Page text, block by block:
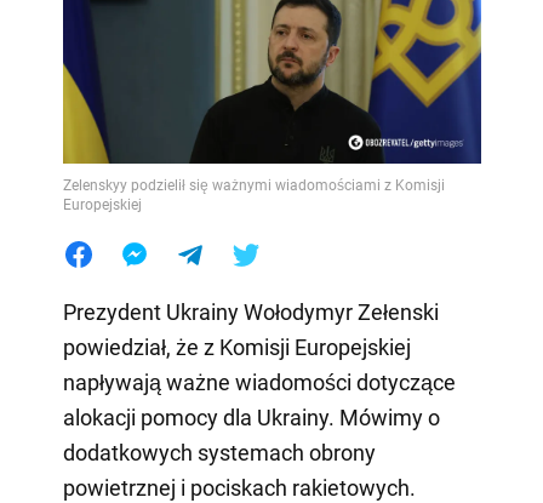
Zelenskyy podzielił się ważnymi wiadomościami z Komisji
Europejskiej
Prezydent Ukrainy Wołodymyr Zełenski
powiedział, że z Komisji Europejskiej
napływają ważne wiadomości dotyczące
alokacji pomocy dla Ukrainy. Mówimy o
dodatkowych systemach obrony
powietrznej i pociskach rakietowych.